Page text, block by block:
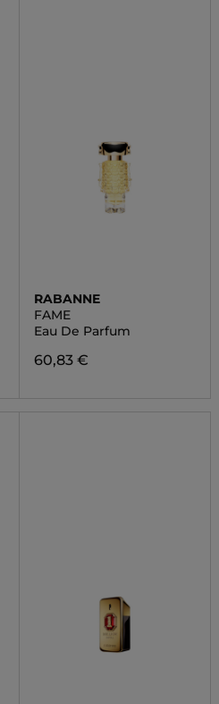
RABANNE
FAME
Eau De Parfum
60,83 €